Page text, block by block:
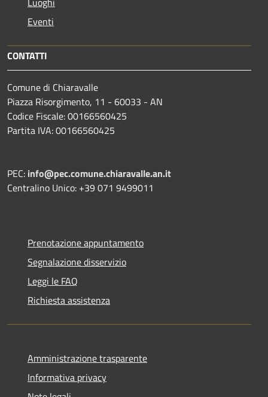
Eventi
CONTATTI
Comune di Chiaravalle
Piazza Risorgimento, 11 - 60033 - AN
Codice Fiscale: 00166560425
Partita IVA: 00166560425
PEC: info@pec.comune.chiaravalle.an.it
Centralino Unico: +39 071 9499011
Prenotazione appuntamento
Segnalazione disservizio
Leggi le FAQ
Richiesta assistenza
Amministrazione trasparente
Informativa privacy